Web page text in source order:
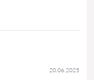
20.06.2025